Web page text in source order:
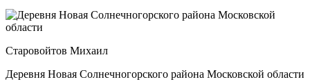
Старовойтов Михаил
Деревня Новая Солнечногорского района Московской области